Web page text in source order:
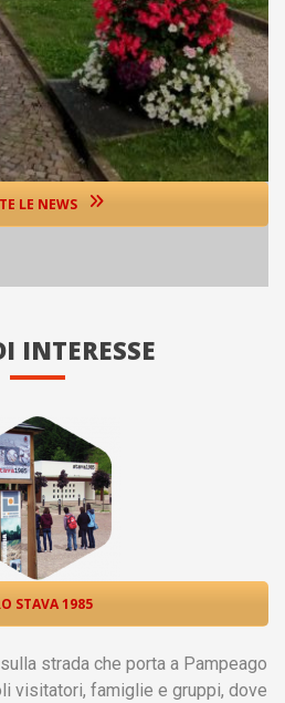
LE NEWS
INTERESSE
STAVA 1985
strada che porta a Pampeago
visitatori, famiglie e gruppi, dove